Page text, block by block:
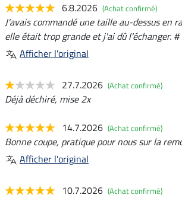
6.8.2026 (Achat confirmé)
J'avais commandé une taille au-dessus en
elle était trop grande et j'ai dû l'échanger. #
Afficher l'original
27.7.2026 (Achat confirmé)
Déjà déchiré, mise 2x
14.7.2026 (Achat confirmé)
Bonne coupe, pratique pour nous sur la
Afficher l'original
10.7.2026 (Achat confirmé)